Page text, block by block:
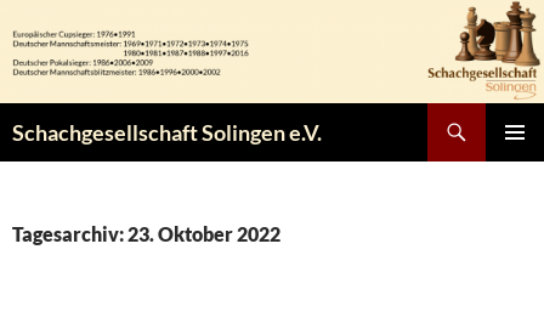
Inhalt
springen
Schachgesellschaft Solingen e.V.
Tagesarchiv: 23. Oktober 2022